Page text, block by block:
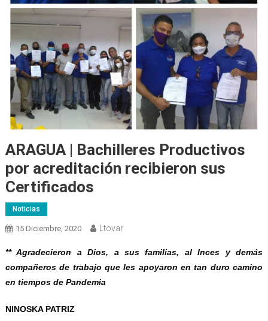
ARAGUA | Bachilleres Productivos
por acreditación recibieron sus
Certificados
Noticias
15 Diciembre, 2020 Ltovar
**Agradecieron a Dios, a sus familias, al Inces y demás
compañeros de trabajo que les apoyaron en tan duro camino
en tiempos de Pandemia
NINOSKA PATRIZ